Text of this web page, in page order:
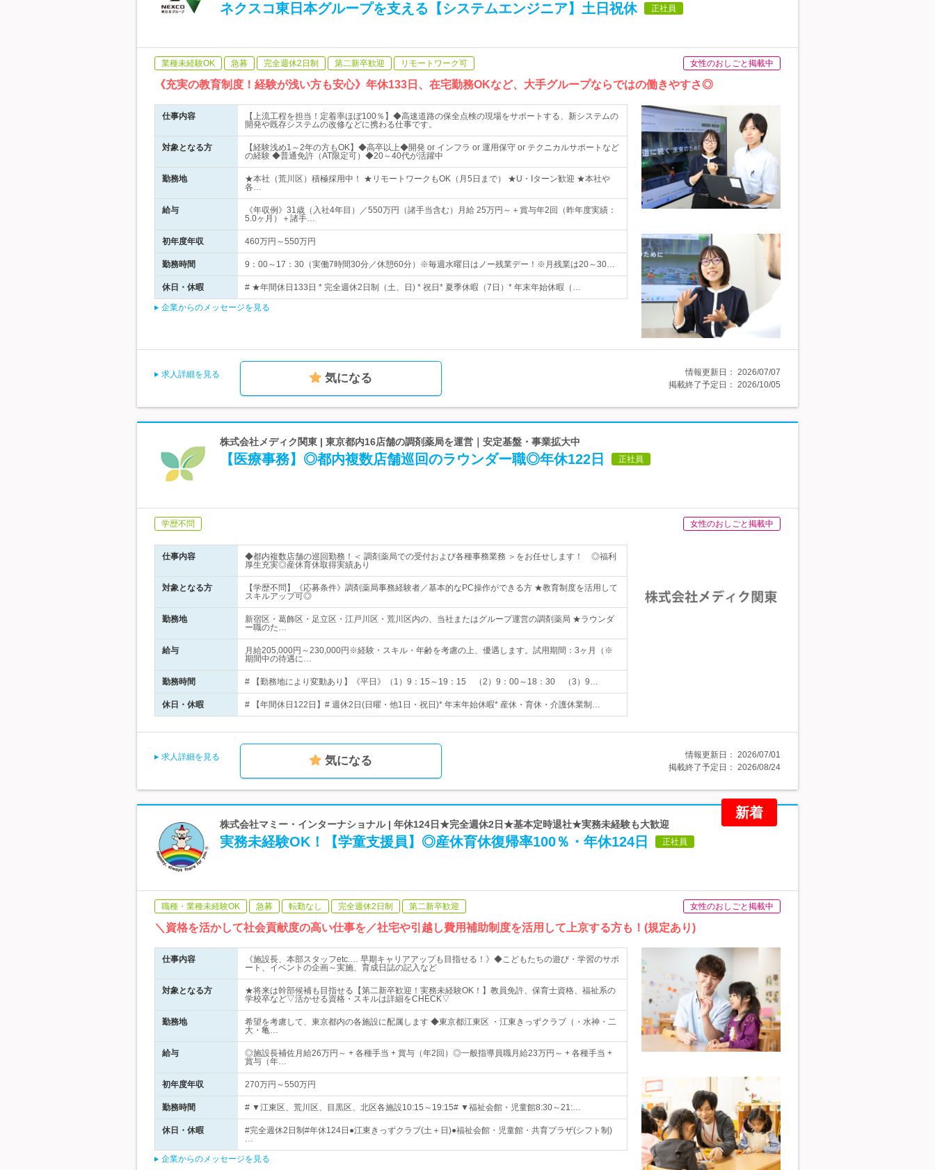
ネクスコ東日本グループを支える【システムエンジニア】土日祝休 正社員
業種未経験OK 急募 完全週休2日制 第二新卒歓迎 リモートワーク可 女性のおしごと掲載中
《充実の教育制度！経験が浅い方も安心》年休133日、在宅勤務OKなど、大手グループならではの働きやすさ◎
仕事内容
【上流工程を担当！定着率ほぼ100％】◆高速道路の保全点検の現場をサポートする、新システムの
開発や既存システムの改修などに携わる仕事です。
対象となる方
【経験浅め1～2年の方もOK】◆高卒以上◆開発 or インフラ or 運用保守 or テクニカルサポートなど
の経験 ◆普通免許（AT限定可）◆20～40代が活躍中
勤務地
★本社（荒川区）積極採用中！ ★リモートワークもOK（月5日まで） ★U・Iターン歓迎 ★本社や
各…
給与
《年収例》31歳（入社4年目）／550万円（諸手当含む）月給 25万円～＋賞与年2回（昨年度実績：
5.0ヶ月）＋諸手…
初年度年収 460万円～550万円
勤務時間 9：00～17：30（実働7時間30分／休憩60分）※毎週水曜日はノー残業デー！※月残業は20～30…
休日・休暇 # ★年間休日133日 * 完全週休2日制（土、日) * 祝日* 夏季休暇（7日）* 年末年始休暇（…
企業からのメッセージを見る
求人詳細を見る 気になる 情報更新日： 2026/07/07
掲載終了予定日： 2026/10/05
株式会社メディク関東 | 東京都内16店舗の調剤薬局を運営｜安定基盤・事業拡大中
【医療事務】◎都内複数店舗巡回のラウンダー職◎年休122日 正社員
学歴不問 女性のおしごと掲載中
仕事内容
◆都内複数店舗の巡回勤務！＜ 調剤薬局での受付および各種事務業務 ＞をお任せします！ ◎福利
厚生充実◎産休育休取得実績あり
対象となる方
【学歴不問】《応募条件》調剤薬局事務経験者／基本的なPC操作ができる方 ★教育制度を活用して
スキルアップ可◎
勤務地
新宿区・葛飾区・足立区・江戸川区・荒川区内の、当社またはグループ運営の調剤薬局 ★ラウンダ
ー職のた…
給与
月給205,000円～230,000円※経験・スキル・年齢を考慮の上、優遇します。試用期間：3ヶ月（※
期間中の待遇に…
勤務時間 # 【勤務地により変動あり】《平日》（1）9：15～19：15 （2）9：00～18：30 （3）9…
休日・休暇 # 【年間休日122日】# 週休2日(日曜・他1日・祝日)* 年末年始休暇* 産休・育休・介護休業制…
求人詳細を見る 気になる 情報更新日： 2026/07/01
掲載終了予定日： 2026/08/24
新着
株式会社マミー・インターナショナル | 年休124日★完全週休2日★基本定時退社★実務未経験も大歓迎
実務未経験OK！【学童支援員】◎産休育休復帰率100％・年休124日 正社員
職種・業種未経験OK 急募 転勤なし 完全週休2日制 第二新卒歓迎 女性のおしごと掲載中
＼資格を活かして社会貢献度の高い仕事を／社宅や引越し費用補助制度を活用して上京する方も！(規定あり)
仕事内容
《施設長、本部スタッフetc.… 早期キャリアアップも目指せる！》◆こどもたちの遊び・学習のサポ
ート、イベントの企画～実施、育成日誌の記入など
対象となる方
★将来は幹部候補も目指せる【第二新卒歓迎！実務未経験OK！】教員免許、保育士資格、福祉系の
学校卒など▽活かせる資格・スキルは詳細をCHECK▽
勤務地
希望を考慮して、東京都内の各施設に配属します ◆東京都江東区 ・江東きっずクラブ（・水神・二
大・亀…
給与
◎施設長補佐月給26万円～ + 各種手当 + 賞与（年2回）◎一般指導員職月給23万円～ + 各種手当 +
賞与（年…
初年度年収 270万円～550万円
勤務時間 # ▼江東区、荒川区、目黒区、北区各施設10:15～19:15# ▼福祉会館・児童館8:30～21:…
休日・休暇
#完全週休2日制#年休124日●江東きっずクラブ(土＋日)●福祉会館・児童館・共育プラザ(シフト制)
…
企業からのメッセージを見る